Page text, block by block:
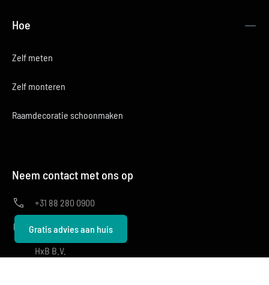
Hoe
Zelf meten
Zelf monteren
Raamdecoratie schoonmaken
Neem contact met ons op
+31 88 280 0900
info@hxb.nl
HxB B.V.
Gratis advies aan huis